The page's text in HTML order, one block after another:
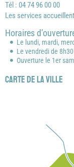
Tél : 04 74 96 00 00
Les services
Horaires
Le lundi, mardi,
Le vendredi de
Ouverture le 1er
Carte de la ville